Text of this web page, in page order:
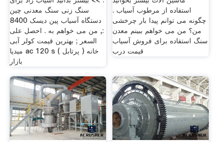
سنگ زنی سنگ معدنی چین
دستگاه آسیاب پین دیسک 8400
:, من می خواهم به . احصل على
السعر ; بهترین قیمت کولر آبی
میدیا ac 120 s ( پرتابل ) خانه
بازار
استفاده از مرطوب آسیاب .
چگونه می توانم پیدا بار چرخشی
من؟ من می خواهم ببینم معدن
سنگ استفاده برای فروش آسیاب
قیمت درب